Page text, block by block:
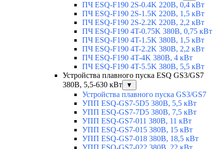
ПЧ ESQ-F190 2S-0.4K 220В, 0,4 кВт
ПЧ ESQ-F190 2S-1.5K 220В, 1,5 кВт
ПЧ ESQ-F190 2S-2.2K 220В, 2,2 кВт
ПЧ ESQ-F190 4T-0.75K 380В, 0,75 кВт
ПЧ ESQ-F190 4T-1.5K 380В, 1,5 кВт
ПЧ ESQ-F190 4T-2.2K 380В, 2,2 кВт
ПЧ ESQ-F190 4T-4K 380В, 4 кВт
ПЧ ESQ-F190 4T-5.5K 380В, 5,5 кВт
Устройства плавного пуска ESQ GS3/GS7
380В, 5,5-630 кВт
▼
Устройства плавного пуска GS3/GS7
УПП ESQ-GS7-5D5 380В, 5,5 кВт
УПП ESQ-GS7-7D5 380В, 7,5 кВт
УПП ESQ-GS7-011 380В, 11 кВт
УПП ESQ-GS7-015 380В, 15 кВт
УПП ESQ-GS7-018 380В, 18,5 кВт